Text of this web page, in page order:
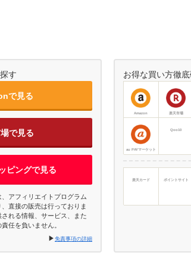
す
で見る
で見る
ピングで見る
アフィリエイトプログラム
直接の販売は行っておりま
れる情報、サービス、また
任を負いません。
▶︎ 免責事項の詳細
お得な買い方徹
Amazon 楽天市場
au PAYマーケット
Qoo10
楽天カード ポイントサイト